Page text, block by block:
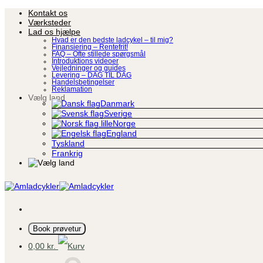
Fortsæt
indhold
Kontakt os
Værksteder
Lad os hjælpe
Hvad er den bedste ladcykel – til mig?
Finansiering – Rentefrit!
FAQ – Ofte stillede spørgsmål
Introduktions videoer
Vejledninger og guides
Levering – DAG TIL DAG
Handelsbetingelser
Reklamation
Vælg land
Danmark
Sverige
Norge
England
Tyskland
Frankrig
Book prøvetur
0,00 kr.